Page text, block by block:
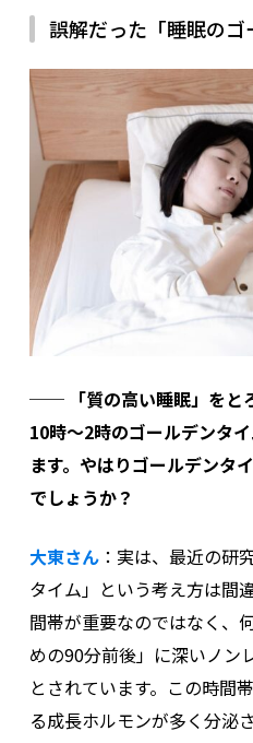
誤解だった「睡眠のゴ
── 「質の高い睡眠」を
10時〜2時のゴールデンタ
ます。やはりゴールデンタ
でしょうか？
大東さん： 実は、最近の研
タイム」という考え方は間
間帯が重要なのではなく、
めの90分前後」に深いノン
とされています。この時間
る成長ホルモンが多く分泌